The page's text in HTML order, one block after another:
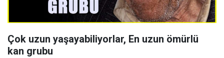
Çok uzun yaşayabiliyorlar, En uzun ömürlü
kan grubu